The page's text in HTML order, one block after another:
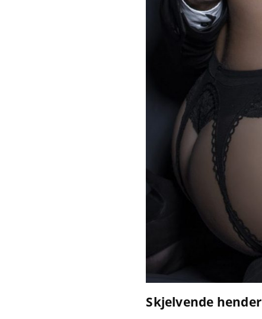
Skjelvende hender